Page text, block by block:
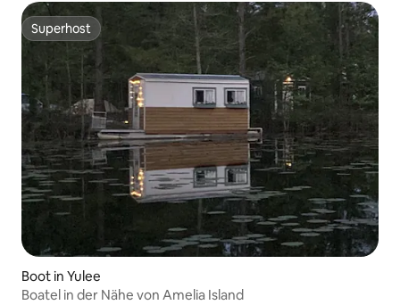
Superhost
Superhost
Boot in Yulee
Boatel in der Nähe von Amelia Island